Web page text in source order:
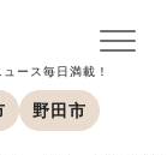
ース毎日満載！
野田市